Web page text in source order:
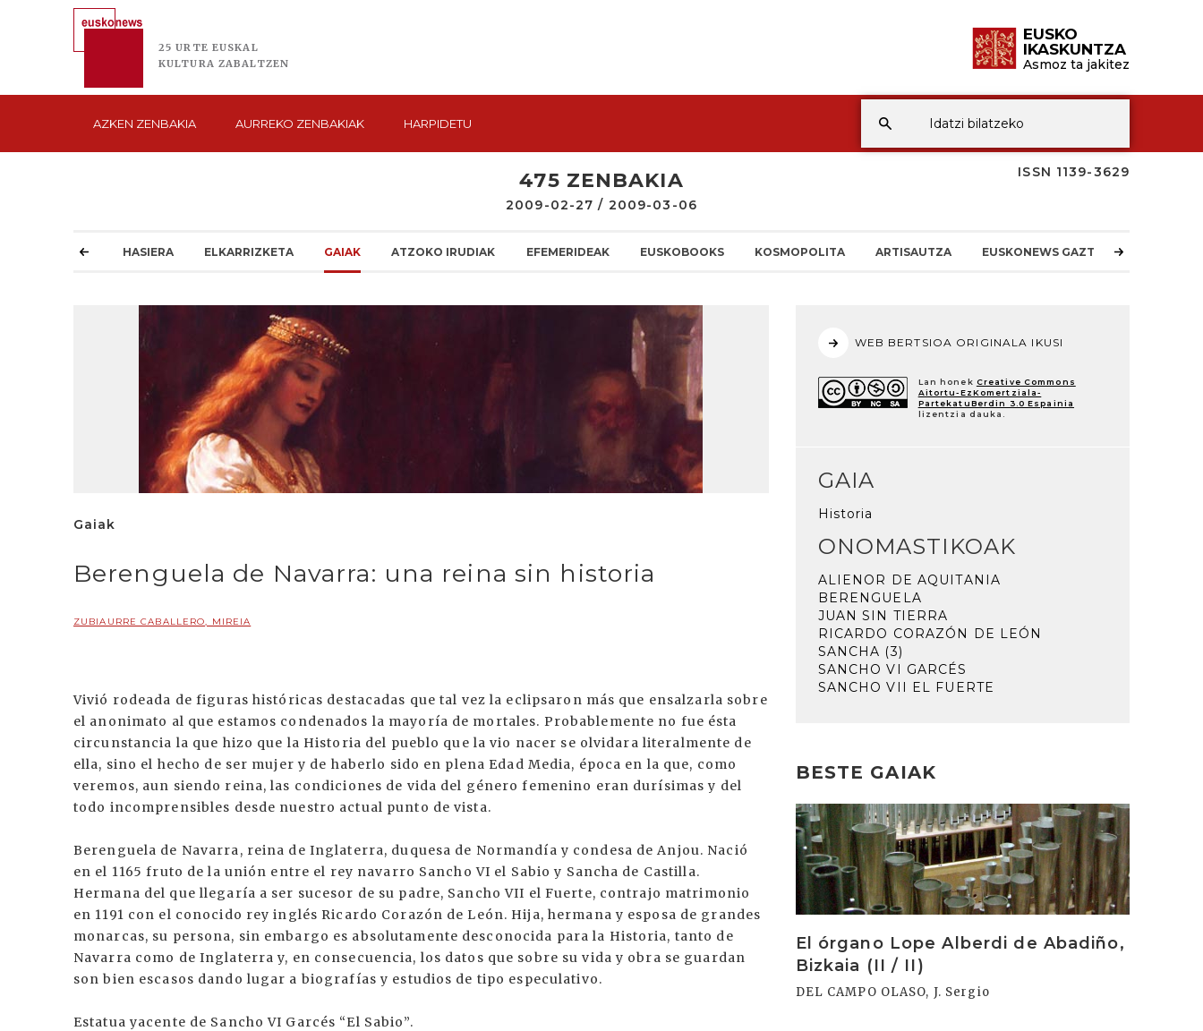
25 URTE EUSKAL
KULTURA ZABALTZEN
EUSKO
IKASKUNTZA
Asmoz ta jakitez
AZKEN ZENBAKIA AURREKO ZENBAKIAK HARPIDETU
ISSN 1139-3629
475 ZENBAKIA
2009-02-27 / 2009-03-06
HASIERA ELKARRIZKETA GAIAK ATZOKO IRUDIAK EFEMERIDEAK EUSKOBOOKS KOSMOPOLITA ARTISAUTZA EUSKONEWS GAZTEA
Gaiak
Berenguela de Navarra: una reina sin historia
ZUBIAURRE CABALLERO, MIREIA
Vivió rodeada de figuras históricas destacadas que tal vez la eclipsaron más que ensalzarla sobre
el anonimato al que estamos condenados la mayoría de mortales. Probablemente no fue ésta
circunstancia la que hizo que la Historia del pueblo que la vio nacer se olvidara literalmente de
ella, sino el hecho de ser mujer y de haberlo sido en plena Edad Media, época en la que, como
veremos, aun siendo reina, las condiciones de vida del género femenino eran durísimas y del
todo incomprensibles desde nuestro actual punto de vista.
Berenguela de Navarra, reina de Inglaterra, duquesa de Normandía y condesa de Anjou. Nació
en el 1165 fruto de la unión entre el rey navarro Sancho VI el Sabio y Sancha de Castilla.
Hermana del que llegaría a ser sucesor de su padre, Sancho VII el Fuerte, contrajo matrimonio
en 1191 con el conocido rey inglés Ricardo Corazón de León. Hija, hermana y esposa de grandes
monarcas, su persona, sin embargo es absolutamente desconocida para la Historia, tanto de
Navarra como de Inglaterra y, en consecuencia, los datos que sobre su vida y obra se guardan
son bien escasos dando lugar a biografías y estudios de tipo especulativo.
Estatua yacente de Sancho VI Garcés “El Sabio”.
WEB BERTSIOA ORIGINALA IKUSI
Lan honek Creative Commons
Aitortu-EzKomertziala-
PartekatuBerdin 3.0 Espainia
lizentzia dauka.
GAIA
Historia
ONOMASTIKOAK
ALIENOR DE AQUITANIA
BERENGUELA
JUAN SIN TIERRA
RICARDO CORAZÓN DE LEÓN
SANCHA (3)
SANCHO VI GARCÉS
SANCHO VII EL FUERTE
BESTE GAIAK
El órgano Lope Alberdi de Abadiño,
Bizkaia (II / II)
DEL CAMPO OLASO, J. Sergio
Irakurri